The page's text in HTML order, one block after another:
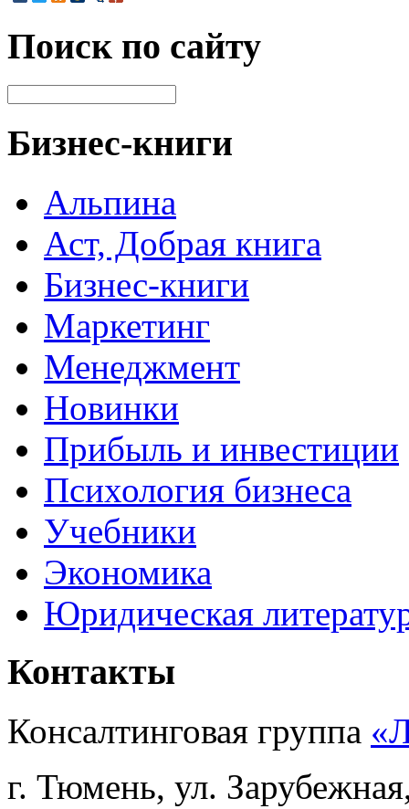
Поиск по сайту
Бизнес-книги
Альпина
Аст, Добрая книга
Бизнес-книги
Маркетинг
Менеджмент
Новинки
Прибыль и инвестиции
Психология бизнеса
Учебники
Экономика
Юридическая
Контакты
Консалтинговая группа
г. Тюмень, ул.